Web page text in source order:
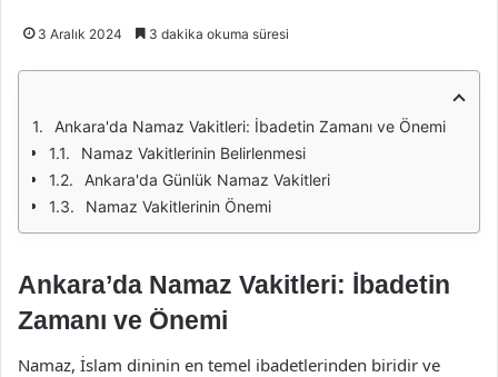
3 Aralık 2024 3 dakika okuma süresi
Ankara'da Namaz Vakitleri: İbadetin Zamanı ve Önemi
Namaz Vakitlerinin Belirlenmesi
Ankara'da Günlük Namaz Vakitleri
Namaz Vakitlerinin Önemi
Ankara’da Namaz Vakitleri: İbadetin
Zamanı ve Önemi
Namaz, İslam dininin en temel ibadetlerinden biridir ve